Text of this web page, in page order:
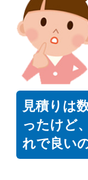
見積りは
ったけど
れで良い